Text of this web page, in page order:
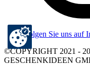
Folgen Sie uns auf
©COPYRIGHT 2021 -
GESCHENKIDEEN